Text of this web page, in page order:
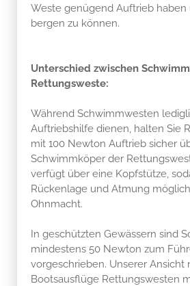
Weste genügend Auftrieb haben
bergen zu können.
Unterschied zwischen
Rettungsweste:
Während Schwimmwesten
Auftriebshilfe dienen, halten Sie
mit 100 Newton Auftrieb sicher
Schwimmköper der
verfügt über eine Kopfstütze,
Rückenlage und Atmung
Ohnmacht.
In geschützten Gewässern sind
mindestens 50 Newton zum
vorgeschrieben. Unserer Ansicht
Bootsausflüge Rettungswesten